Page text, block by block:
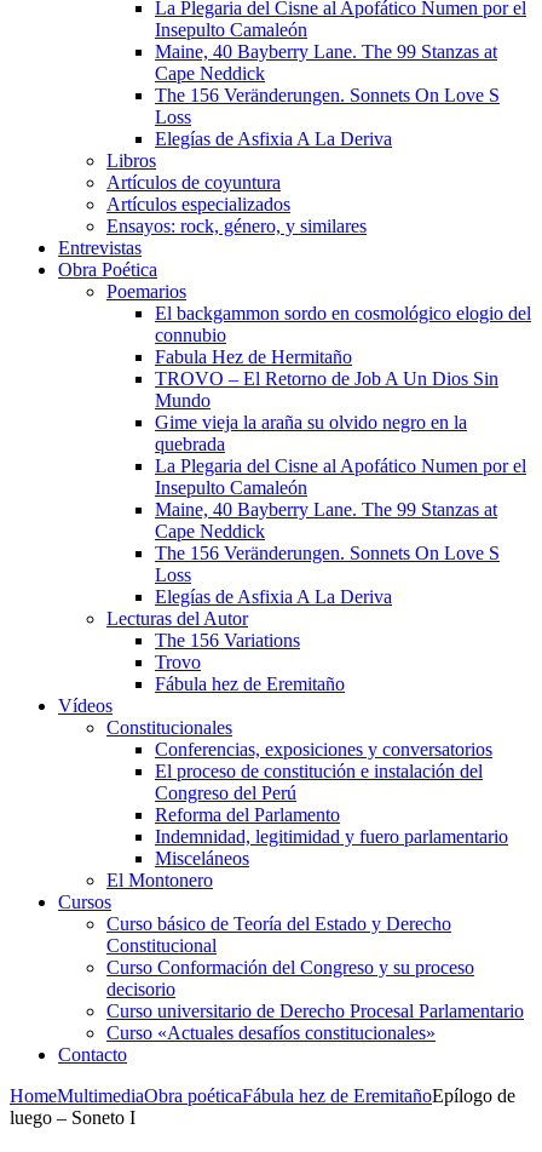
La Plegaria del Cisne al Apofático Numen por el
Insepulto Camaleón
Maine, 40 Bayberry Lane. The 99 Stanzas at
Cape Neddick
The 156 Veränderungen. Sonnets On Love S
Loss
Elegías de Asfixia A La Deriva
Libros
Artículos de coyuntura
Artículos especializados
Ensayos: rock, género, y similares
Entrevistas
Obra Poética
Poemarios
El backgammon sordo en cosmológico elogio del
connubio
Fabula Hez de Hermitaño
TROVO – El Retorno de Job A Un Dios Sin
Mundo
Gime vieja la araña su olvido negro en la
quebrada
La Plegaria del Cisne al Apofático Numen por el
Insepulto Camaleón
Maine, 40 Bayberry Lane. The 99 Stanzas at
Cape Neddick
The 156 Veränderungen. Sonnets On Love S
Loss
Elegías de Asfixia A La Deriva
Lecturas del Autor
The 156 Variations
Trovo
Fábula hez de Eremitaño
Vídeos
Constitucionales
Conferencias, exposiciones y conversatorios
El proceso de constitución e instalación del
Congreso del Perú
Reforma del Parlamento
Indemnidad, legitimidad y fuero parlamentario
Misceláneos
El Montonero
Cursos
Curso básico de Teoría del Estado y Derecho
Constitucional
Curso Conformación del Congreso y su proceso
decisorio
Curso universitario de Derecho Procesal Parlamentario
Curso «Actuales desafíos constitucionales»
Contacto
HomeMultimediaObra poéticaFábula hez de EremitañoEpílogo de
luego – Soneto I